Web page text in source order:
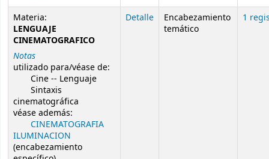
Materia:
LENGUAJE
CINEMATOGRAFICO
Notas
utilizado para/véase de:
Cine -- Lenguaje
Sintaxis
cinematográfica
véase además:
CINEMATOGRAFIA
ILUMINACION
(encabezamiento
Detalle
Encabezamiento
temático
1